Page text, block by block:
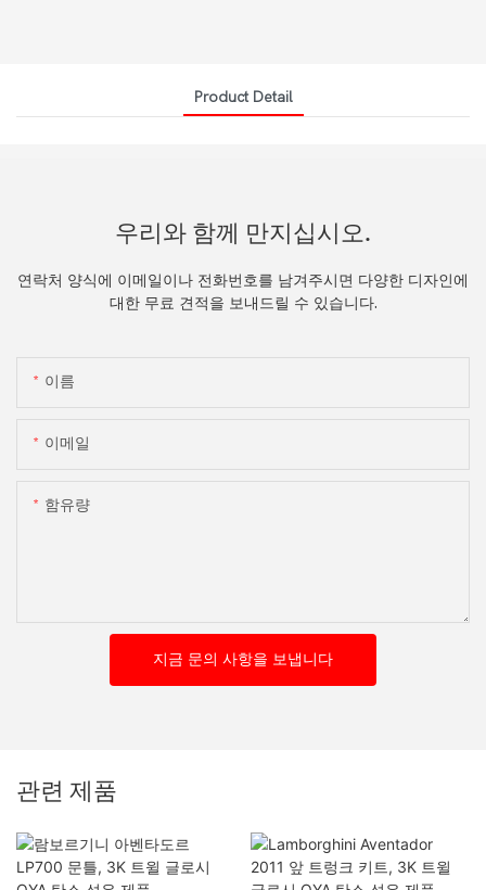
Product Detail
우리와 함께 만지십시오.
연락처 양식에 이메일이나 전화번호를 남겨주시면 다양한 디자인에
대한 무료 견적을 보내드릴 수 있습니다.
이름
이메일
함유량
지금 문의 사항을 보냅니다
관련 제품